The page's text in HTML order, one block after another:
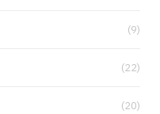
(9)
(22)
(20)